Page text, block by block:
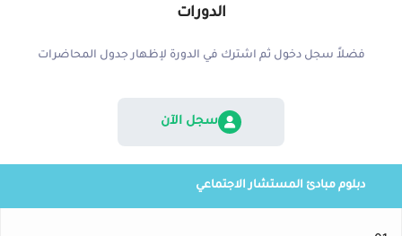
الدورات
فضلاً سجل دخول ثم اشترك في الدورة لإظهار جدول المحاضرات
سجل الآن
دبلوم مبادئ المستشار الاجتماعي